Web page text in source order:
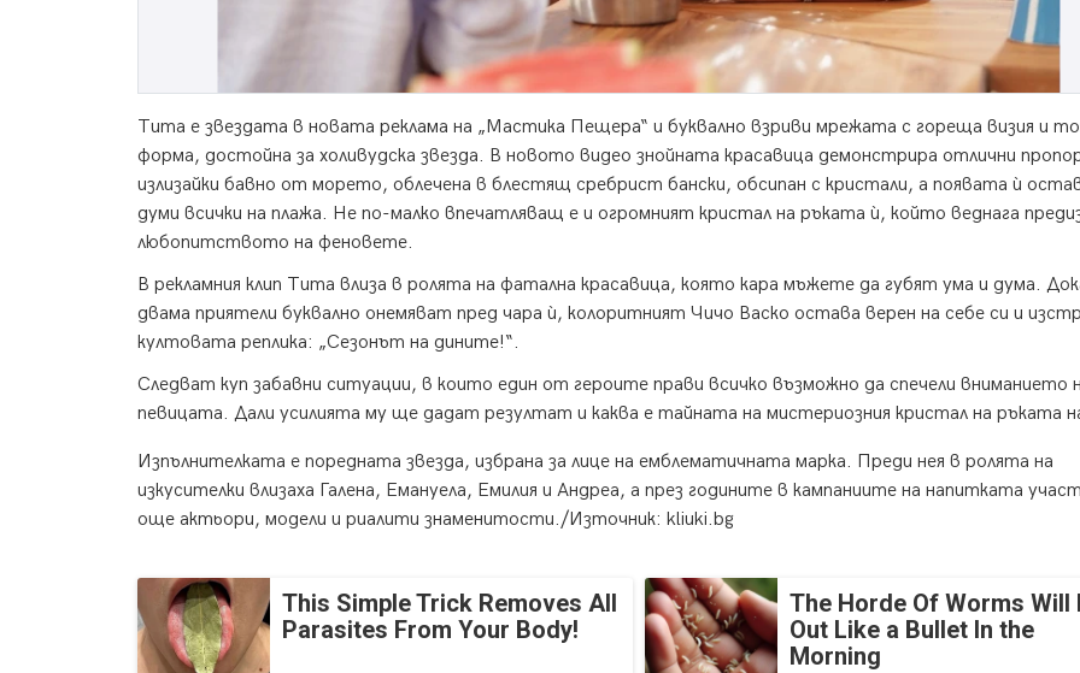
Тита е звездата в новата реклама на „Мастика Пещера“ и буквално взриви мрежата с гореща визия и
форма, достойна за холивудска звезда. В новото видео знойната красавица демонстрира отлични
излизайки бавно от морето, облечена в блестящ сребрист бански, обсипан с кристали, а появата ѝ
думи всички на плажа. Не по-малко впечатляващ е и огромният кристал на ръката ѝ, който веднага
любопитството на феновете.
В рекламния клип Тита влиза в ролята на фатална красавица, която кара мъжете да губят ума и дума.
двама приятели буквално онемяват пред чара ѝ, колоритният Чичо Васко остава верен на себе си и
култовата реплика: „Сезонът на дините!“.
Следват куп забавни ситуации, в които един от героите прави всичко възможно да спечели вниманието
певицата. Дали усилията му ще дадат резултат и каква е тайната на мистериозния кристал на ръката
Изпълнителката е поредната звезда, избрана за лице на емблематичната марка. Преди нея в ролята на
изкусителки влизаха Галена, Емануела, Емилия и Андреа, а през годините в кампаниите на напитката
още актьори, модели и риалити знаменитости./Източник: kliuki.bg
This Simple Trick Removes All
Parasites From Your Body!
The Horde Of Worms Will
Out Like a Bullet In the
Morning